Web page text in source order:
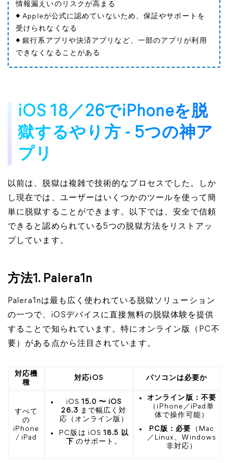
情報漏えいのリスクが高まる
◆ Appleが公式に認めていないため、保証やサポートを
受けられなくなる
◆ 銀行系アプリや決済アプリなど、一部のアプリが利用
できなくなることがある
iOS 18／26でiPhoneを脱
獄するやり方 - 5つの神ア
プリ
以前は、脱獄は複雑で技術的なプロセスでした。しか
し現在では、ユーザーはいくつかのツールを使って簡
単に脱獄することができます。以下では、安全で信頼
できると認められている5つの脱獄方法をリストアッ
プしています。
方法1. Palera1n
Palera1nは最も広く使われている脱獄ソリューション
の一つで、iOSデバイスに直接無料の脱獄体験を提供
することで知られています。特にオンライン版（PC不
要）がある点から注目されています。
対応機
種
対応iOS パソコンは必要か
すべて
の
iPhone
/ iPad
iOS15.0 〜 iOS
26.3 まで幅広く対
応（オンライン版）
​​​​​​​PC版は iOS18.5 以
下 のサポート。
オンライン版：不要
（iPhone／iPad単
体で操作可能）
PC版：必要
（Mac
／Linux、Windows
非対応）